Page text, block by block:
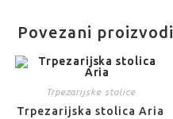
Povezani proizvodi
Trpezarijske stolice
Trpezarijska stolica Aria